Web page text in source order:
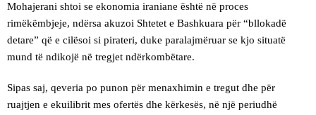
Mohajerani shtoi se ekonomia iraniane është në proces
rimëkëmbjeje, ndërsa akuzoi Shtetet e Bashkuara për “bllokadë
detare” që e cilësoi si pirateri, duke paralajmëruar se kjo situatë
mund të ndikojë në tregjet ndërkombëtare.
Sipas saj, qeveria po punon për menaxhimin e tregut dhe për
ruajtjen e ekuilibrit mes ofertës dhe kërkesës, në një periudhë